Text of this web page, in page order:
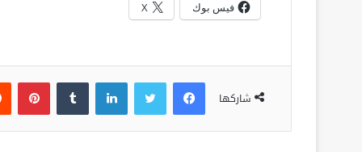
فيس بوك X
شاركها
فيسبوك لينكدإن بينتيريست